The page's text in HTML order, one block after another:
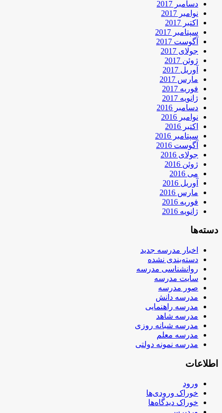
دسامبر 2017
نوامبر 2017
اکتبر 2017
سپتامبر 2017
آگوست 2017
جولای 2017
ژوئن 2017
آوریل 2017
مارس 2017
فوریه 2017
ژانویه 2017
دسامبر 2016
نوامبر 2016
اکتبر 2016
سپتامبر 2016
آگوست 2016
جولای 2016
ژوئن 2016
می 2016
آوریل 2016
مارس 2016
فوریه 2016
ژانویه 2016
دسته‌ها
اخبار مدرسه جدید
دسته‌بندی نشده
روانشناسی مدرسه
سایت مدرسه
صور مدرسه
مدرسه دانش
مدرسه راهنمایی
مدرسه شاهد
مدرسه شبانه روزی
مدرسه معلم
مدرسه نمونه دولتی
اطلاعات
ورود
خوراک ورودی‌ها
خوراک دیدگاه‌ها